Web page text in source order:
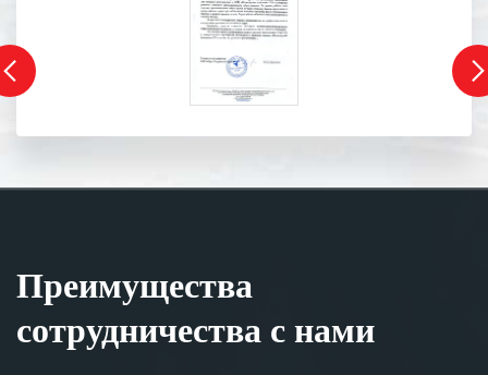
Преимущества
сотрудничества с нами